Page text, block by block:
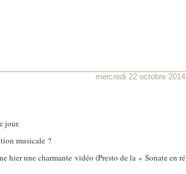
mercredi 22 octobre 2014
jour.
musicale ?
hier une charmante vidéo (Presto de la « Sonate en ré